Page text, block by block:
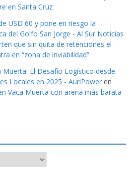
en Santa Cruz
USD 60 y pone en riesgo la
del Golfo San Jorge - Al Sur Noticias
que sin quita de retenciones el
en “zona de inviabilidad”
Muerta: El Desafío Logístico desde
Locales en 2025 - AuriPower en
Vaca Muerta con arena más barata